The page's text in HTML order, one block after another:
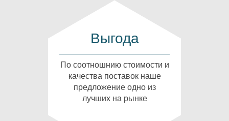
Выгода
По соотношнию стоимости и
качества поставок наше
предложение одно из
лучших на рынке